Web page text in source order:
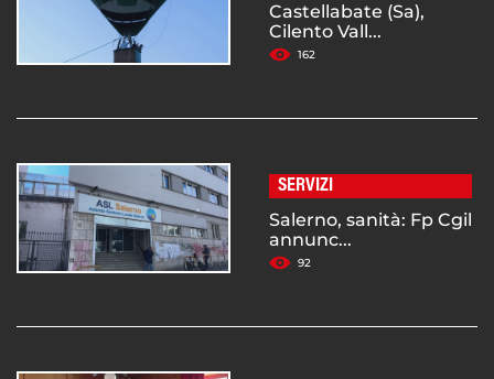
Castellabate (Sa),
Cilento Vall...
162
SERVIZI
Salerno, sanità: Fp Cgil
annunc...
92